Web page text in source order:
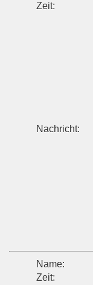
Zeit:
Nachricht:
Name:
Zeit: